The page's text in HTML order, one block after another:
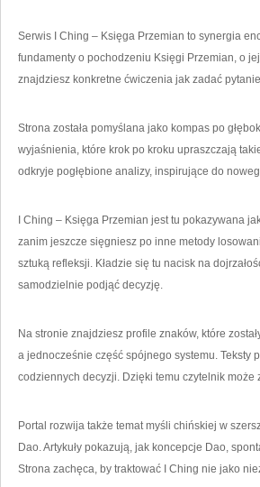
Serwis I Ching – Księga Przemian to synergia
fundamenty o pochodzeniu Księgi Przemian, o
znajdziesz konkretne ćwiczenia jak zadać
Strona została pomyślana jako kompas po
wyjaśnienia, które krok po kroku upraszczają
odkryje pogłębione analizy, inspirujące do
I Ching – Księga Przemian jest tu pokazywana
zanim jeszcze sięgniesz po inne metody
sztuką refleksji. Kładzie się tu nacisk na
samodzielnie podjąć decyzję.
Na stronie znajdziesz profile znaków, które
a jednocześnie część spójnego systemu. Teksty
codziennych decyzji. Dzięki temu czytelnik może
Portal rozwija także temat myśli chińskiej w
Dao. Artykuły pokazują, jak koncepcje Dao,
Strona zachęca, by traktować I Ching nie jako